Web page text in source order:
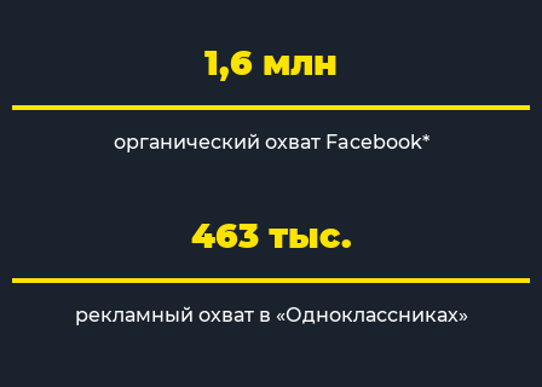
1,6 млн
органический охват Facebook*
463 тыс.
рекламный охват в «Одноклассниках»